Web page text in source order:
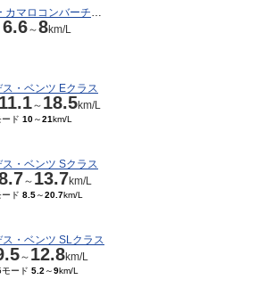
08～2014/03
9.6
シボレー カマロコンバーチブル
6.6～8km/L
ス・ベンツ Eクラス
11.1～ 18.5km/L
ド 10～21km/L
ス・ベンツ Sクラス
～ 13.7km/L
ド 8.5～20.7km/L
ス・ベンツ SLクラス
～ 12.8km/L
ード 5.2 ～9km/L